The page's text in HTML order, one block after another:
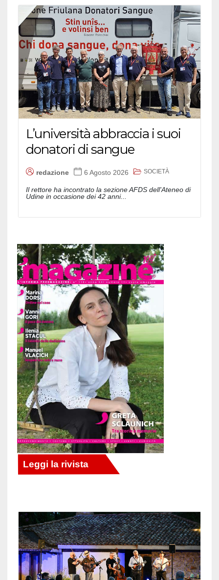
L’università abbraccia i suoi
donatori di sangue
redazione 6 Agosto 2026 SOCIETÀ
Il rettore ha incontrato la sezione AFDS dell'Ateneo di
Udine in occasione dei 42 anni...